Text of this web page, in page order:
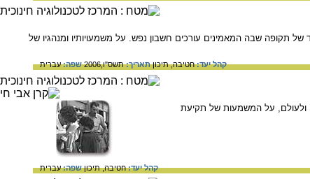
תקופה שבה המאמינים עורכים חשבון נפש. על משמעויותיו ומנהגיו של
קהל יעד:חטיבה,תיכוןתאריך:תשס"ו,2006 שפה:עברית
על המשמעות של תקיעת
קהל יעד:חטיבה,תיכוןשפה:עברית